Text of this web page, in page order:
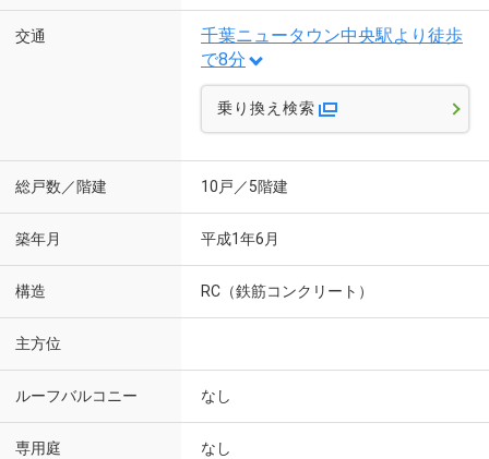
交通
千葉ニュータウン中央駅より徒歩
で8分
乗り換え検索
総戸数／階建 10戸／5階建
築年月 平成1年6月
構造 RC（鉄筋コンクリート）
主方位
ルーフバルコニー なし
専用庭 なし